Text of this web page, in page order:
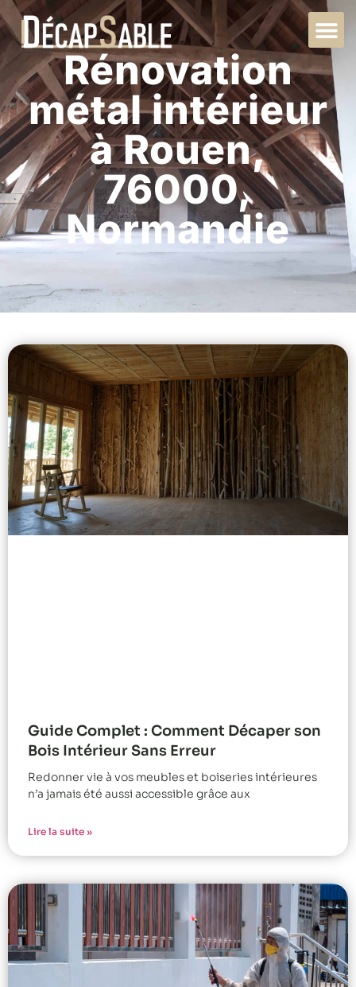
Rénovation
métal intérieur
à Rouen,
76000,
Normandie
Guide Complet : Comment Décaper son
Bois Intérieur Sans Erreur
Redonner vie à vos meubles et boiseries intérieures
n’a jamais été aussi accessible grâce aux
Lire la suite »